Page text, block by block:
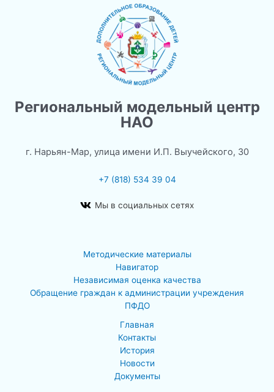
Региональный модельный центр
НАО
г. Нарьян-Мар, улица имени И.П. Выучейского, 30
+7 (818) 534 39 04
Мы в социальных сетях
Методические материалы
Навигатор
Независимая оценка качества
Обращение граждан к администрации учреждения
ПФДО
Главная
Контакты
История
Новости
Документы